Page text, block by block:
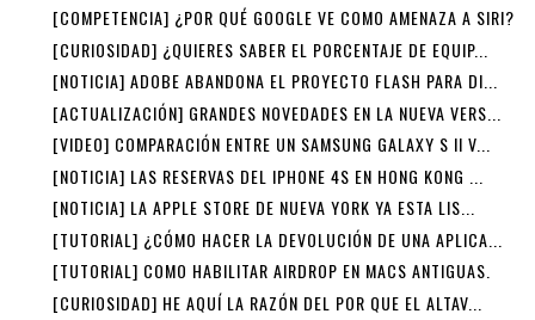
[COMPETENCIA] ¿POR QUÉ GOOGLE VE COMO AMENAZA A SIRI?
[CURIOSIDAD] ¿QUIERES SABER EL PORCENTAJE DE EQUIP...
[NOTICIA] ADOBE ABANDONA EL PROYECTO FLASH PARA DI...
[ACTUALIZACIÓN] GRANDES NOVEDADES EN LA NUEVA VERS...
[VIDEO] COMPARACIÓN ENTRE UN SAMSUNG GALAXY S II V...
[NOTICIA] LAS RESERVAS DEL IPHONE 4S EN HONG KONG ...
[NOTICIA] LA APPLE STORE DE NUEVA YORK YA ESTA LIS...
[TUTORIAL] ¿CÓMO HACER LA DEVOLUCIÓN DE UNA APLICA...
[TUTORIAL] COMO HABILITAR AIRDROP EN MACS ANTIGUAS.
[CURIOSIDAD] HE AQUÍ LA RAZÓN DEL POR QUE EL ALTAV...